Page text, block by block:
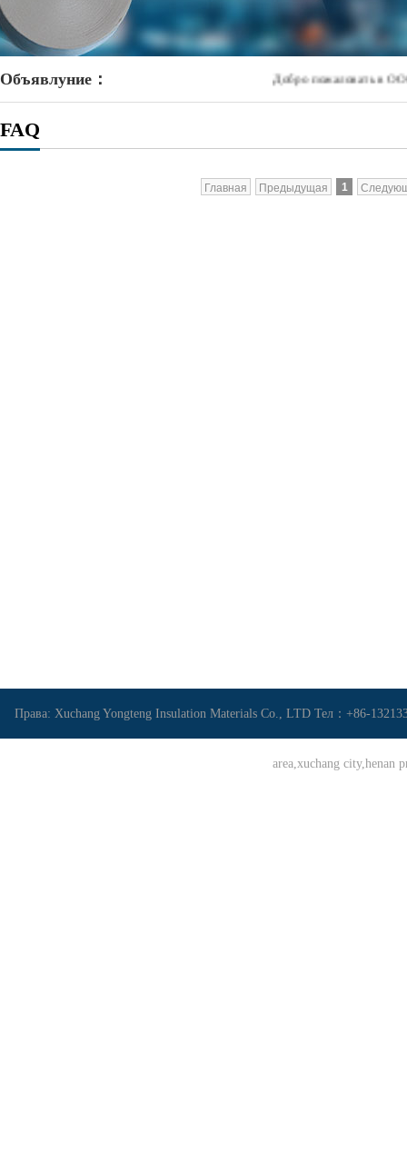
Объявлуние： Добро пожаловать в ООО
FAQ
Главная Предыдущая 1
Права: Xuchang Yongteng Insulation Materials Co., LTD Тел：+86-
area,xuchang city,henan